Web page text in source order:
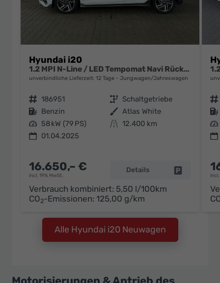
Hyundai i20
1.2 MPI N-Line / LED Tempomat Navi Rückfahrkamera Alu 17"
unverbindliche Lieferzeit: 12 Tage Jungwagen/Jahreswagen
Fahrzeugnr. 186951 Getriebe Schaltgetriebe
Kraftstoff Benzin Außenfarbe Atlas White
Leistung 58 kW (79 PS) Kilometerstand 12.400 km
01.04.2025
16.650,– €
incl. 19% MwSt.
Details Fahrzeug
Verbrauch kombiniert: 5,50 l/100km
CO2-Emissionen: 125,00 g/km
Fahrzeugnr.
Kraftstoff
Leistung
Alle Hyundai i20 Neuwagen